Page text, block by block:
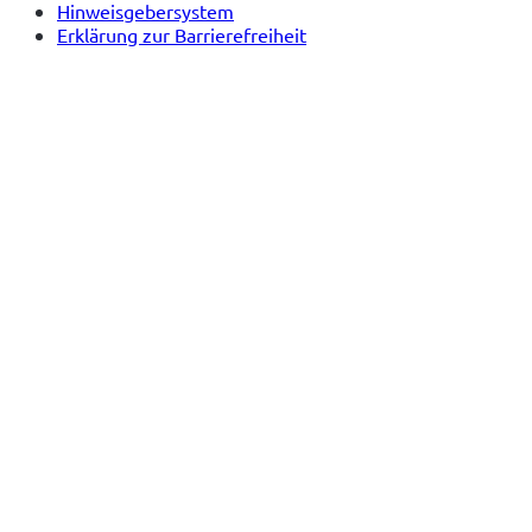
Hinweisgebersystem
Erklärung zur Barrierefreiheit